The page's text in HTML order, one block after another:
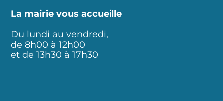
La mairie vous accueille
Du lundi au vendredi,
de 8h00 à 12h00
et de 13h30 à 17h30